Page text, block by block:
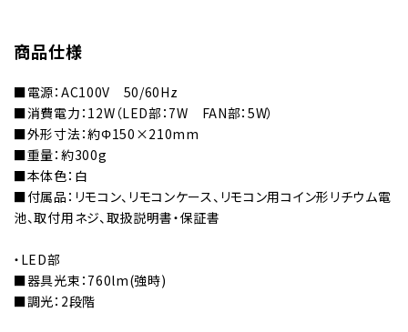
商品仕様
■電源：AC100V 50/60Hz
■消費電力：12W（LED部：7W FAN部：5W）
■外形寸法：約Φ150×210mm
■重量：約300g
■本体色：白
■付属品：リモコン、リモコンケース、リモコン用コイン形リチウム電
池、取付用ネジ、取扱説明書・保証書
・LED部
■器具光束：760lm(強時)
■調光：2段階